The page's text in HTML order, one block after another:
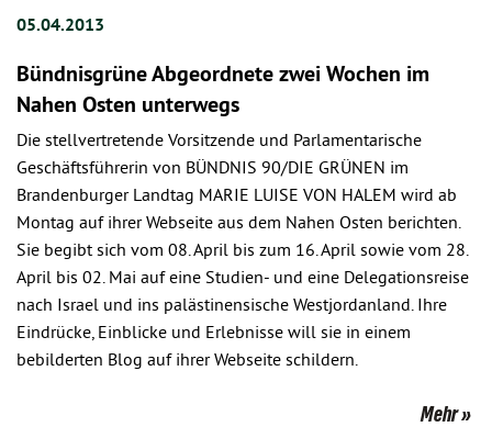
05.04.2013
Bündnisgrüne Abgeordnete zwei Wochen im
Nahen Osten unterwegs
Die stellvertretende Vorsitzende und Parlamentarische
Geschäftsführerin von BÜNDNIS 90/DIE GRÜNEN im
Brandenburger Landtag MARIE LUISE VON HALEM wird ab
Montag auf ihrer Webseite aus dem Nahen Osten berichten.
Sie begibt sich vom 08. April bis zum 16. April sowie vom 28.
April bis 02. Mai auf eine Studien- und eine Delegationsreise
nach Israel und ins palästinensische Westjordanland. Ihre
Eindrücke, Einblicke und Erlebnisse will sie in einem
bebilderten Blog auf ihrer Webseite schildern.
Mehr